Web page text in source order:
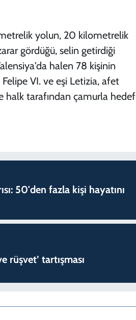
yolun, 20 kilometrelik
gördüğü, selin getirdiği
halen 78 kişinin
VI. ve eşi Letizia, afet
halk tarafından çamurla hedef
50'den fazla kişi hayatını
rüşvet’ tartışması